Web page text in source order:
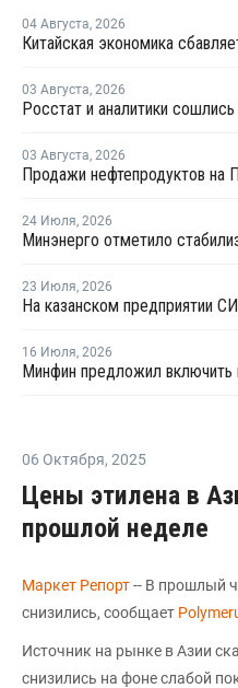
04 Августа, 2026
Китайская экономика
03 Августа, 2026
03 Августа, 2026
24 Июля, 2026
23 Июля, 2026
16 Июля, 2026
06 Октября, 2025
Цены этилена в
прошлой неделе
Маркет Репорт-- В прошлый
снизились, сообщает
Источник на рынке в Азии
снизились на фоне слабой